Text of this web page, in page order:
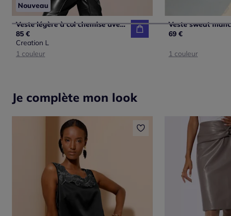
Nouveau
Veste légère à col chemise avec manches longues et poches poitrine
85 €
Creation L
1 couleur
69 €
1 couleur
Je complète mon look